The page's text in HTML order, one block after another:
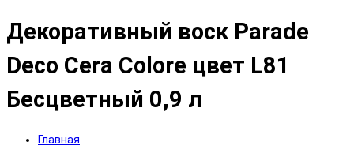
Декоративный воск Parade
Deco Cera Colore цвет L81
Бесцветный 0,9 л
Главная